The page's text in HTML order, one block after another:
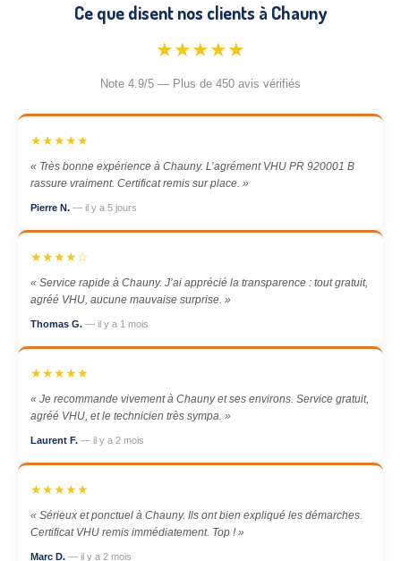
Ce que disent nos clients à Chauny
★★★★★
Note 4.9/5 — Plus de 450 avis vérifiés
★★★★★
« Très bonne expérience à Chauny. L’agrément VHU PR 920001 B
rassure vraiment. Certificat remis sur place. »
Pierre N. — il y a 5 jours
★★★★☆
« Service rapide à Chauny. J’ai apprécié la transparence : tout gratuit,
agréé VHU, aucune mauvaise surprise. »
Thomas G. — il y a 1 mois
★★★★★
« Je recommande vivement à Chauny et ses environs. Service gratuit,
agréé VHU, et le technicien très sympa. »
Laurent F. — il y a 2 mois
★★★★★
« Sérieux et ponctuel à Chauny. Ils ont bien expliqué les démarches.
Certificat VHU remis immédiatement. Top ! »
Marc D. — il y a 2 mois